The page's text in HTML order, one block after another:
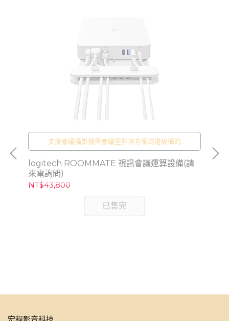
支援會議攝影機與會議室解決方案周邊設備的
CollabOS 設備
logitech ROOMMATE 視訊會議運算設備(請
來電詢問)
NT$43,800
已售完